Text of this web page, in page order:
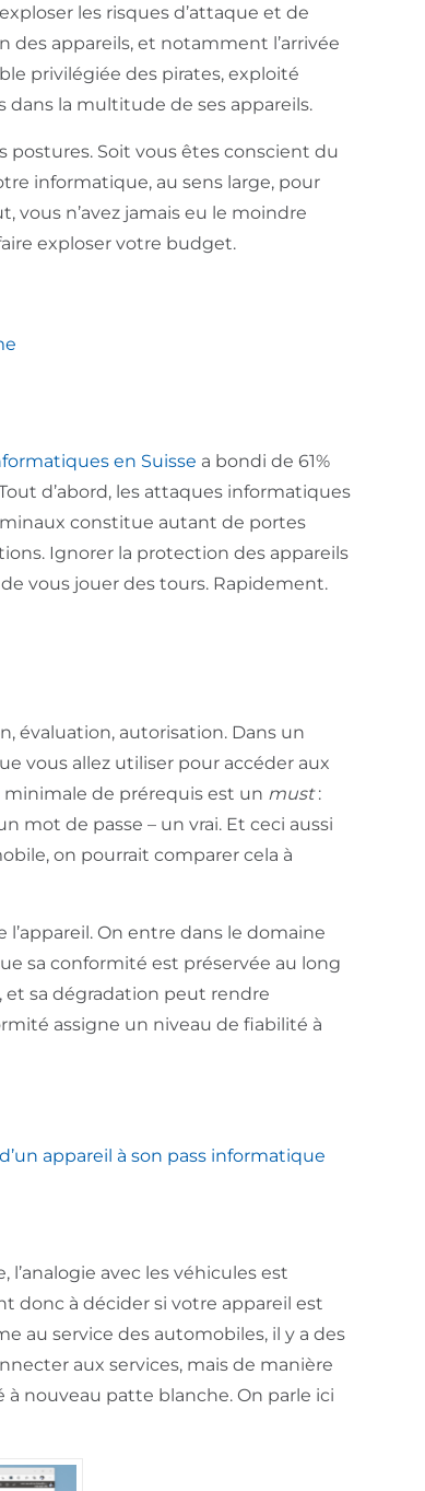
les risques d’attaque et de
appareils, et notamment l’arrivée
privilégiée des pirates, exploité
la multitude de ses appareils.
postures. Soit vous êtes conscient du
informatique, au sens large, pour
vous n’avez jamais eu le moindre
exploser votre budget.
en Suisse a bondi de 61%
d’abord, les attaques informatiques
constitue autant de portes
Ignorer la protection des appareils
vous jouer des tours. Rapidement.
évaluation, autorisation. Dans un
vous allez utiliser pour accéder aux
minimale de prérequis est un must:
mot de passe – un vrai. Et ceci aussi
on pourrait comparer cela à
On entre dans le domaine
sa conformité est préservée au long
et sa dégradation peut rendre
assigne un niveau de fiabilité à
appareil à son pass informatique
l’analogie avec les véhicules est
donc à décider si votre appareil est
au service des automobiles, il y a des
aux services, mais de manière
nouveau patte blanche. On parle ici